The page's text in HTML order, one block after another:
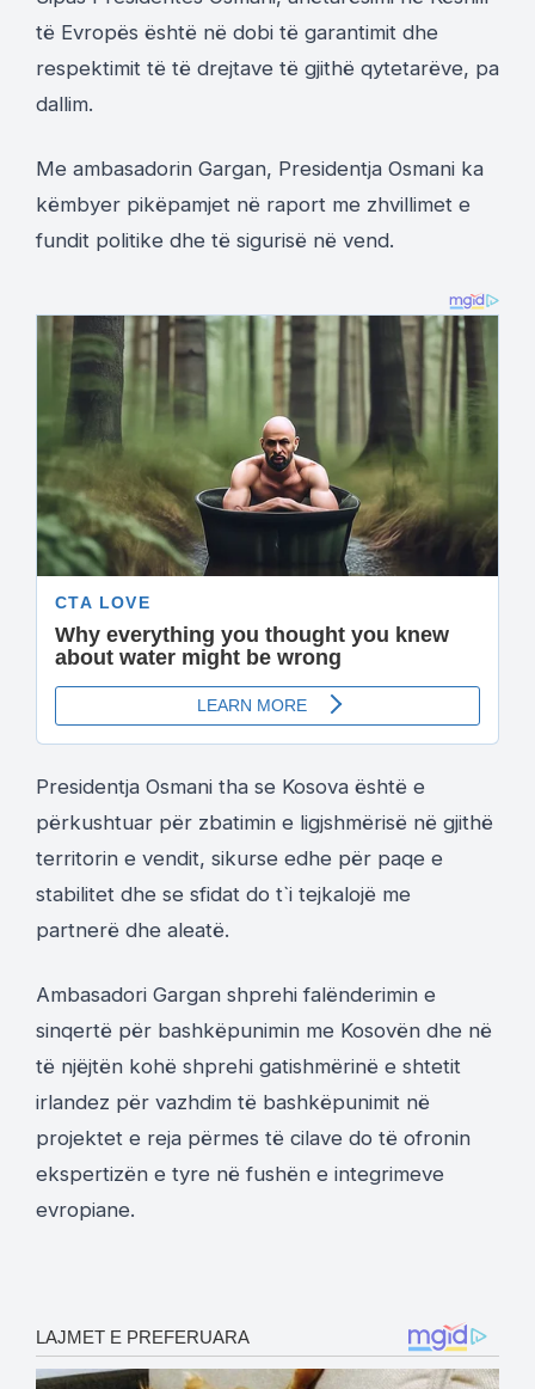
të Evropës është në dobi të garantimit dhe
respektimit të të drejtave të gjithë qytetarëve, pa
dallim.
Me ambasadorin Gargan, Presidentja Osmani ka
këmbyer pikëpamjet në raport me zhvillimet e
fundit politike dhe të sigurisë në vend.
Presidentja Osmani tha se Kosova është e
përkushtuar për zbatimin e ligjshmërisë në gjithë
territorin e vendit, sikurse edhe për paqe e
stabilitet dhe se sfidat do t`i tejkalojë me
partnerë dhe aleatë.
Ambasadori Gargan shprehi falënderimin e
sinqertë për bashkëpunimin me Kosovën dhe në
të njëjtën kohë shprehi gatishmërinë e shtetit
irlandez për vazhdim të bashkëpunimit në
projektet e reja përmes të cilave do të ofronin
ekspertizën e tyre në fushën e integrimeve
evropiane.